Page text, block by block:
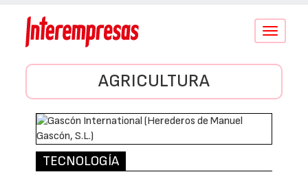
Conmutar
AGRICULTURA
TECNOLOGÍA